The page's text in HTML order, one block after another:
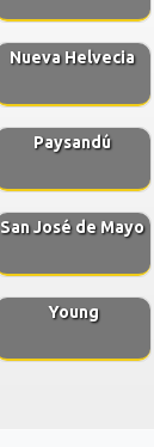
Nueva Helvecia
Paysandú
San José de Mayo
Young